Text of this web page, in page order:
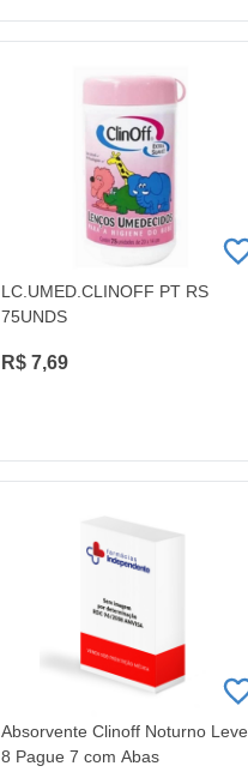
LC.UMED.CLINOFF PT RS
75UNDS
R$ 7,69
Absorvente Clinoff Noturno Leve
8 Pague 7 com Abas